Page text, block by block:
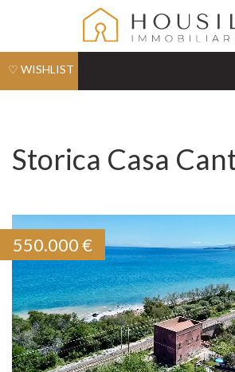
♡ WISHLIST
Storica Casa
550.000€